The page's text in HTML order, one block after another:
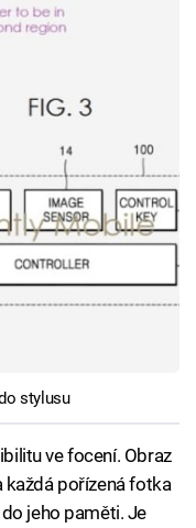
stylusu
ve focení. Obraz
každá pořízená fotka
jeho paměti. Je